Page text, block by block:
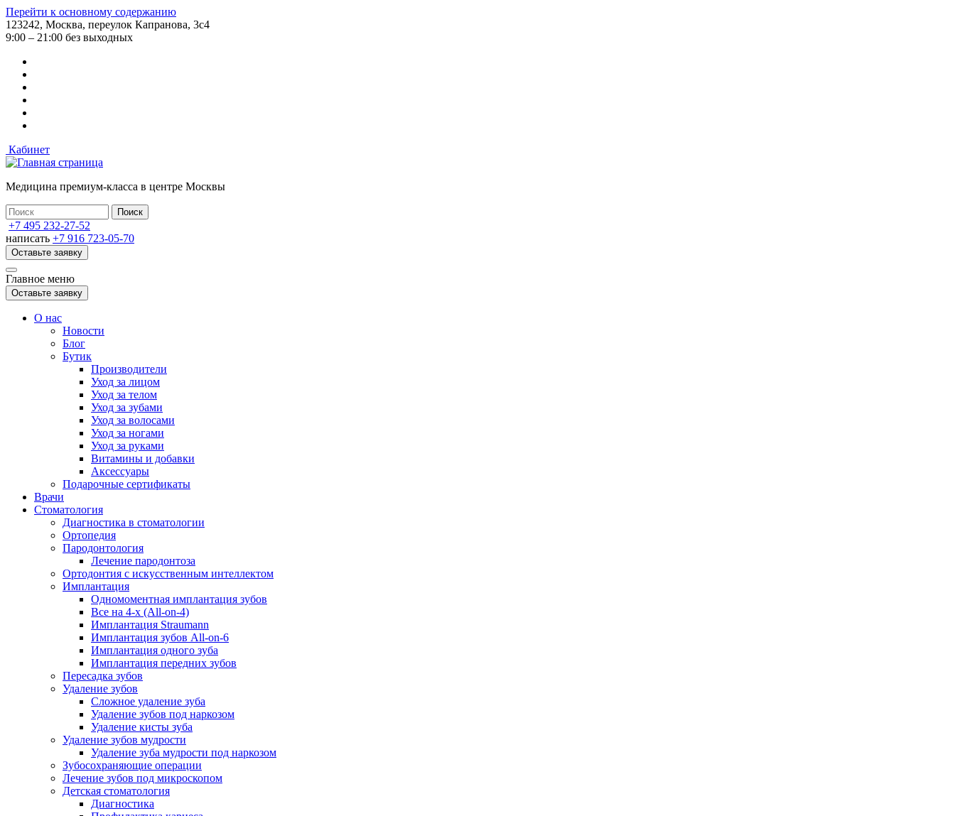
Перейти к основному содержанию
123242, Москва, переулок Капранова, 3с4
9:00 – 21:00 без выходных
Кабинет
Медицина премиум-класса в центре Москвы
+7 495 232-27-52
написать +7 916 723-05-70
Оставьте заявку
Главное меню
Оставьте заявку
О нас
Новости
Блог
Бутик
Производители
Уход за лицом
Уход за телом
Уход за зубами
Уход за волосами
Уход за ногами
Уход за руками
Витамины и добавки
Аксессуары
Подарочные сертификаты
Врачи
Стоматология
Диагностика в стоматологии
Ортопедия
Пародонтология
Лечение пародонтоза
Ортодонтия с искусственным интеллектом
Имплантация
Одномоментная имплантация зубов
Все на 4-х (All-on-4)
Имплантация Straumann
Имплантация зубов All-on-6
Имплантация одного зуба
Имплантация передних зубов
Пересадка зубов
Удаление зубов
Сложное удаление зуба
Удаление зубов под наркозом
Удаление кисты зуба
Удаление зубов мудрости
Удаление зуба мудрости под наркозом
Зубосохраняющие операции
Лечение зубов под микроскопом
Детская стоматология
Диагностика